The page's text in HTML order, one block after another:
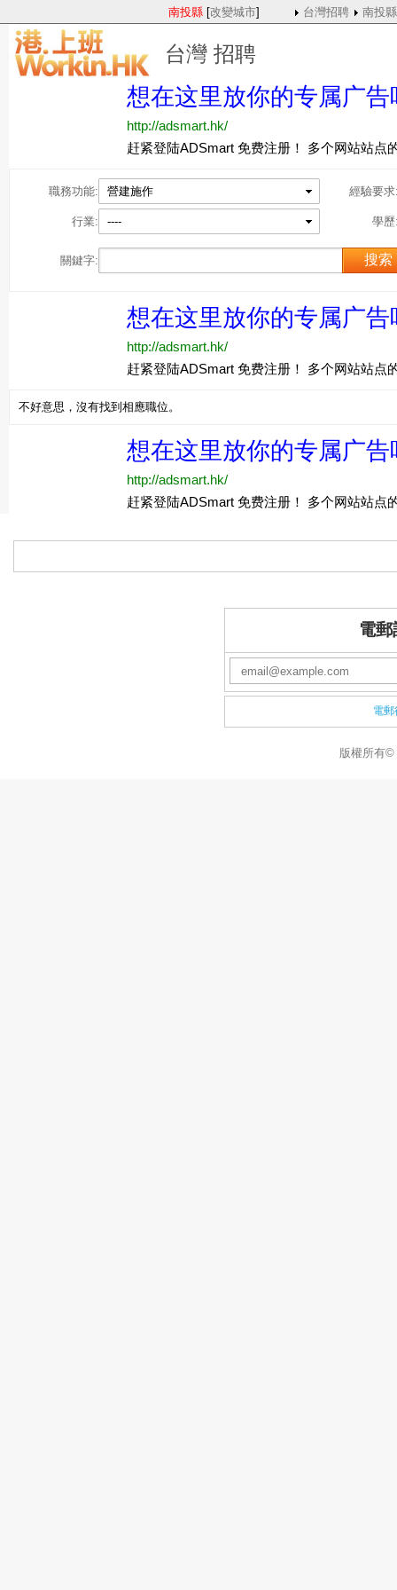
南投縣 [改變城市] 台灣招聘 南投
台灣 招聘
職務功能: 營建施作 經驗要
行業: ---- 學
關鍵字:
不好意思，沒有找到相應職位。
電
電郵
版權所有©